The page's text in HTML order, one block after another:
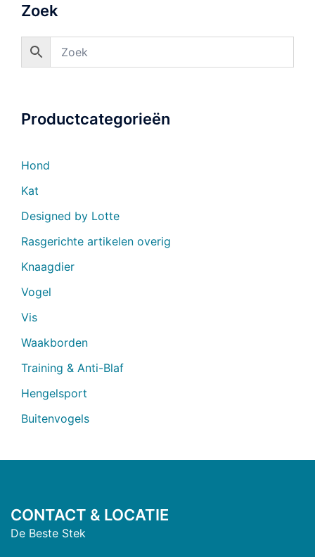
Zoek
Productcategorieën
Hond
Kat
Designed by Lotte
Rasgerichte artikelen overig
Knaagdier
Vogel
Vis
Waakborden
Training & Anti-Blaf
Hengelsport
Buitenvogels
CONTACT & LOCATIE
De Beste Stek